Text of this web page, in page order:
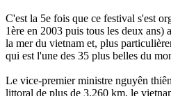
C'est la 5e fois que ce festival s'est
1ère en 2003 puis tous les deux ans)
la mer du vietnam et, plus
qui est l'une des 35 plus belles du
Le vice-premier ministre nguyên
littoral de plus de 3.260 km, le